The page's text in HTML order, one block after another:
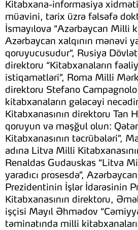
Kitabxana-informasiya
müavini, tarix üzrə fəlsəfə
İsmayılova “Azərbaycan Milli
Azərbaycan xalqının mənəvi
qoruyucusudur”, Rusiya
direktoru “Kitabxanaların
istiqamətləri”, Roma Milli
direktoru Stefano
kitabxanaların gələcəyi
Kitabxanasının direktoru Tan
qoruyun və məşğul olun:
Kitabxanasının təcrübələri”,
adına Litva Milli
Renaldas Gudauskas “Litva
yaradıcı prosesdə”,
Prezidentinin İşlər İdarəsinin
Kitabxanasının direktoru,
işçisi Mayıl Əhmədov
təminatında milli